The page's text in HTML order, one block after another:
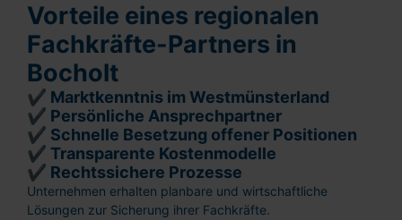
Vorteile eines regionalen
Fachkräfte-Partners in
Bocholt
✔ Marktkenntnis im Westmünsterland
✔ Persönliche Ansprechpartner
✔ Schnelle Besetzung offener Positionen
✔ Transparente Kostenmodelle
✔ Rechtssichere Prozesse
Unternehmen erhalten planbare und wirtschaftliche
Lösungen zur Sicherung ihrer Fachkräfte.